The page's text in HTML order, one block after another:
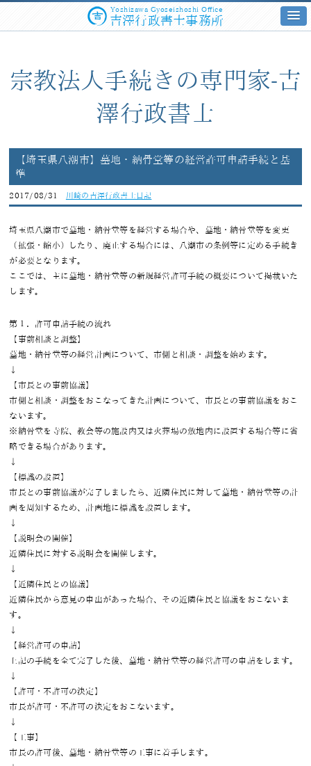
Yoshizawa Gyoseishoshi Office
吉澤行政書士事務所
宗教法人手続きの専門家-吉
澤行政書士
【埼玉県八潮市】墓地・納骨堂等の経営許可申請手続と基
準
2017/08/31 川崎の吉澤行政書士日記
埼玉県八潮市で墓地・納骨堂等を経営する場合や、墓地・納骨堂等を変更
（拡張・縮小）したり、廃止する場合には、八潮市の条例等に定める手続き
が必要となります。
ここでは、主に墓地・納骨堂等の新規経営許可手続の概要について掲載いた
します。
第１．許可申請手続の流れ
【事前相談と調整】
墓地・納骨堂等の経営計画について、市側と相談・調整を始めます。
↓
【市長との事前協議】
市側と相談・調整をおこなってきた計画について、市長との事前協議をおこ
ないます。
※納骨堂を寺院、教会等の施設内又は火葬場の敷地内に設置する場合等に省
略できる場合があります。
↓
【標識の設置】
市長との事前協議が完了しましたら、近隣住民に対して墓地・納骨堂等の計
画を周知するため、計画地に標識を設置します。
↓
【説明会の開催】
近隣住民に対する説明会を開催します。
↓
【近隣住民との協議】
近隣住民から意見の申出があった場合、その近隣住民と協議をおこないま
す。
↓
【経営許可の申請】
上記の手続を全て完了した後、墓地・納骨堂等の経営許可の申請をします。
↓
【許可・不許可の決定】
市長が許可・不許可の決定をおこないます。
↓
【工事】
市長の許可後、墓地・納骨堂等の工事に着手します。